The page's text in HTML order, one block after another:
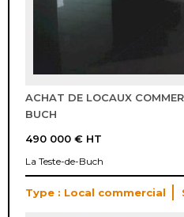
ACHAT DE LOCAUX
BUCH
490 000 € HT
La Teste-de-Buch
Type : Local commercial